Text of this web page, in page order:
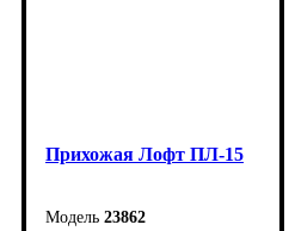
Прихожая Лофт ПЛ-15
23862